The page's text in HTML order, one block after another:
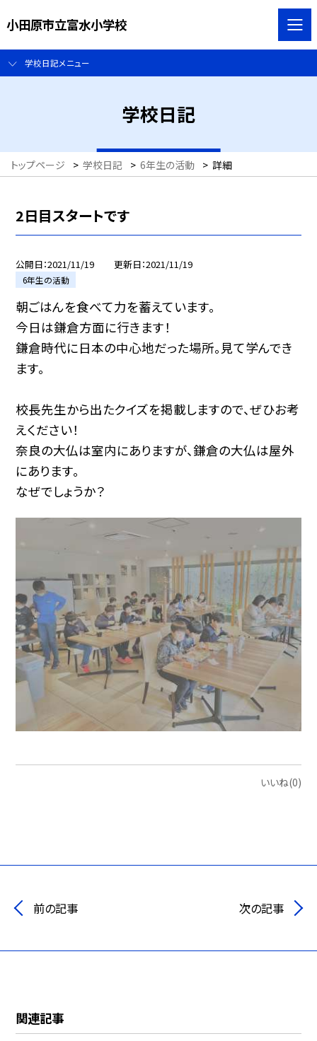
小田原市立富水小学校
学校日記メニュー
学校日記
トップページ > 学校日記 > 6年生の活動 > 詳細
2日目スタートです
公開日 2021/11/19 更新日 2021/11/19
6年生の活動
朝ごはんを食べて力を蓄えています。
今日は鎌倉方面に行きます！
鎌倉時代に日本の中心地だった場所。見て学んでき
ます。
校長先生から出たクイズを掲載しますので、ぜひお考
えください！
奈良の大仏は室内にありますが、鎌倉の大仏は屋外
にあります。
なぜでしょうか？
いいね(0)
前の記事 次の記事
関連記事